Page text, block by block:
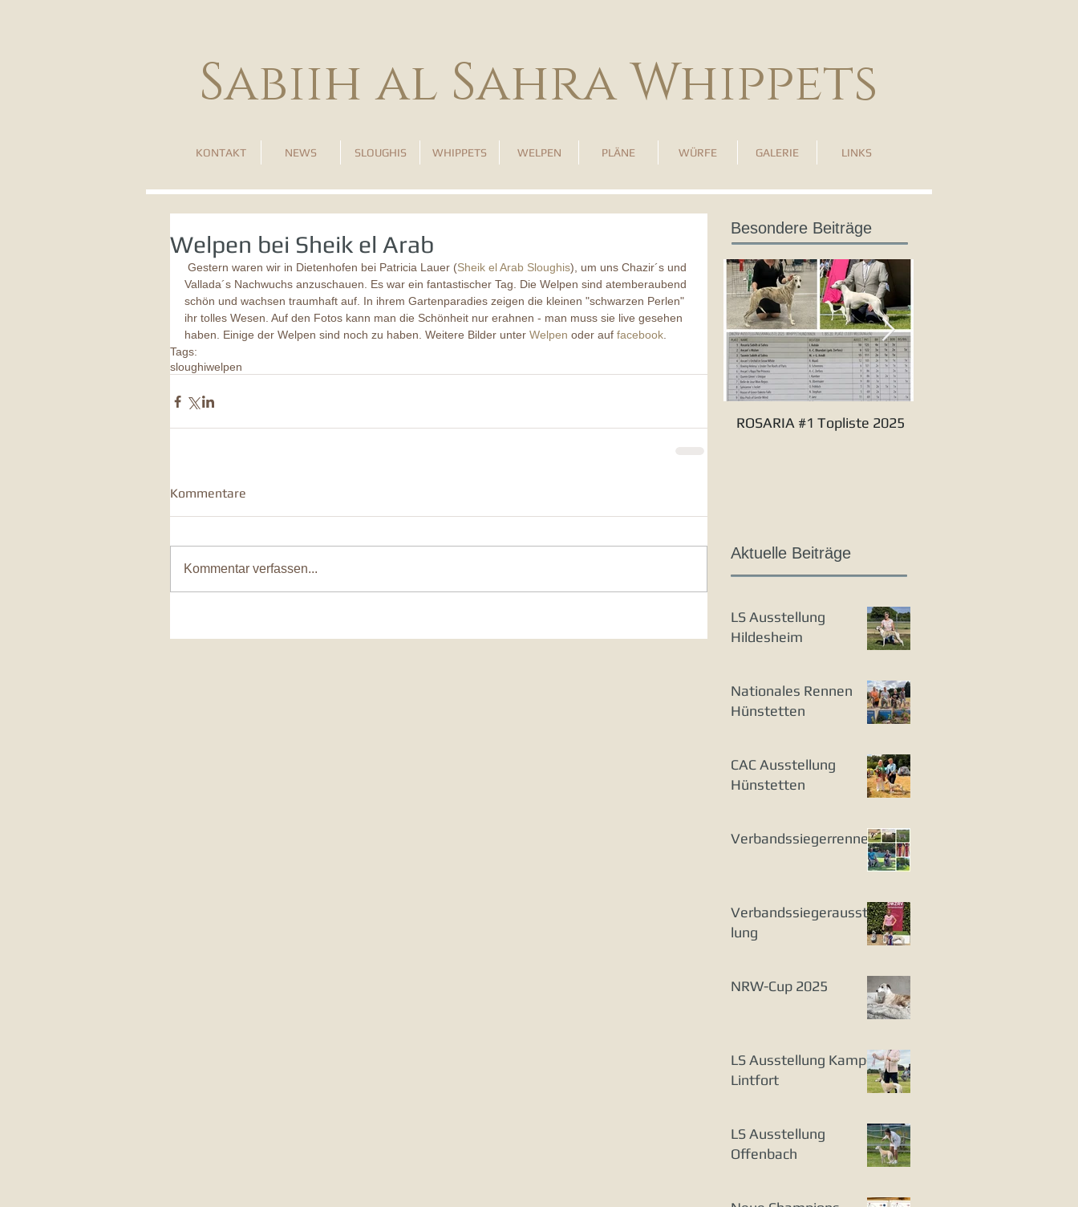
Sabiih al Sahra Whippets
KONTAKT NEWS SLOUGHIS WHIPPETS WELPEN PLÄNE WÜRFE GALERIE LINKS
Welpen bei Sheik el Arab
Gestern waren wir in Dietenhofen bei Patricia Lauer (Sheik el Arab Sloughis), um uns Chazir´s und
Vallada´s Nachwuchs anzuschauen. Es war ein fantastischer Tag. Die Welpen sind atemberaubend
schön und wachsen traumhaft auf. In ihrem Gartenparadies zeigen die kleinen "schwarzen Perlen"
ihr tolles Wesen. Auf den Fotos kann man die Schönheit nur erahnen - man muss sie live gesehen
haben. Einige der Welpen sind noch zu haben. Weitere Bilder unter Welpen oder auf facebook
Tags:
sloughiwelpen
Kommentare
Kommentar verfassen...
Besondere Beiträge
ROSARIA #1 Topliste 2025
Aktuelle Beiträge
LS Ausstellung
Hildesheim
Nationales Rennen
Hünstetten
CAC Ausstellung
Hünstetten
Verbandssiegerrennen
Verbandssiegerausstel
lung
NRW-Cup 2025
LS Ausstellung Kamp-
Lintfort
LS Ausstellung
Offenbach